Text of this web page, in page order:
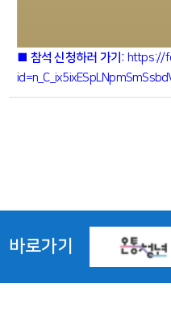
■ 참석 신청하러 가기: https://
바로가기